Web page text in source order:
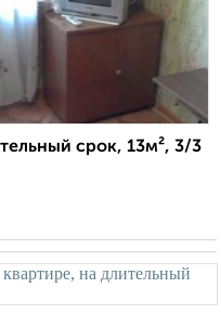
срок, 13м², 3/3